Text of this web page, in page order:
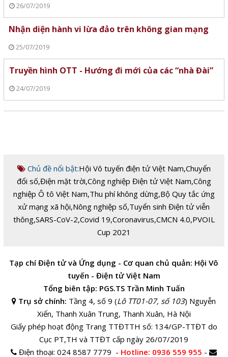
26/07/2019
Nhận diện hành vi lừa đảo trên không gian mạng
25/07/2019
Truyền hình OTT - Hướng đi mới của các “nhà Đài”
24/07/2019
Chủ đề nổi bật:Hội Vô tuyến điện tử Việt Nam,Chuyển
đổi số,Điện mặt trời,Công nghiệp Điện tử Việt Nam,Công
nghiệp Ô tô Việt Nam,Thu phí không dừng,Bộ Quy tắc ứng
xử mạng xã hội,Nông nghiệp số,Tuyển sinh Điện tử viễn
thông,SARS-CoV-2,Covid 19,Coronavirus,CMCN 4.0,PVOIL
Cup 2021
Tạp chí Điện tử và Ứng dụng - Cơ quan chủ quản: Hội Vô
tuyến - Điện tử Việt Nam
Tổng biên tập: PGS.TS Trần Minh Tuấn
Trụ sở chính: Tầng 4, số 9 (Lô TT01-07, số 103) Nguyễn
Xiển, Thanh Xuân Trung, Thanh Xuân, Hà Nội
Giấy phép hoạt động Trang TTĐTTH số: 134/GP-TTĐT do
Cục PT,TH và TTĐT cấp ngày 26/07/2019
Điện thoại:024 8587 7779 - Hotline: 0936 559 955 -